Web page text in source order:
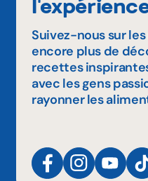
Suivez-nous sur
encore plus de
recettes
avec les gens
rayonner les